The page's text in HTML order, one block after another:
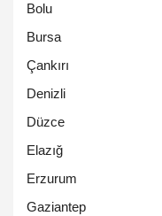
Bolu
Bursa
Çankırı
Denizli
Düzce
Elazığ
Erzurum
Gaziantep